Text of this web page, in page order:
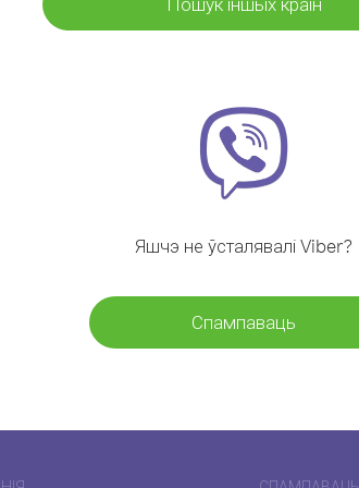
Яшчэ не ўсталявалі Viber?
Спампаваць